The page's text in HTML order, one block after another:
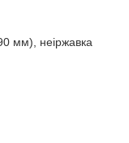
мм), неіржавка